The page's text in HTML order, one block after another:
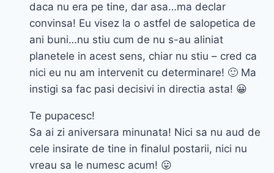
daca nu era pe tine, dar asa…ma declar
convinsa! Eu visez la o astfel de salopetica de
ani buni…nu stiu cum de nu s-au aliniat
planetele in acest sens, chiar nu stiu – cred ca
nici eu nu am intervenit cu determinare! 🙂 Ma
instigi sa fac pasi decisivi in directia asta! 😀
Te pupacesc!
Sa ai zi aniversara minunata! Nici sa nu aud de
cele insirate de tine in finalul postarii, nici nu
vreau sa le numesc acum! 😛